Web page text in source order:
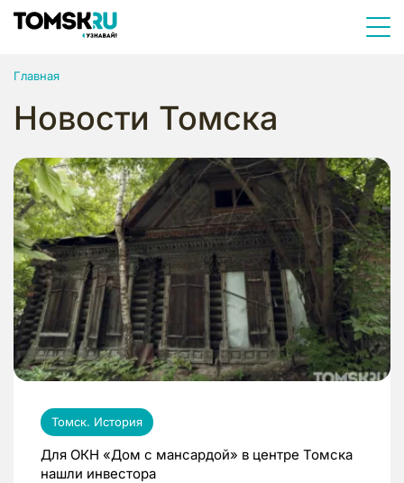
Главная
Новости Томска
Томск. История
Для ОКН «Дом с мансардой» в центре Томска
нашли инвестора